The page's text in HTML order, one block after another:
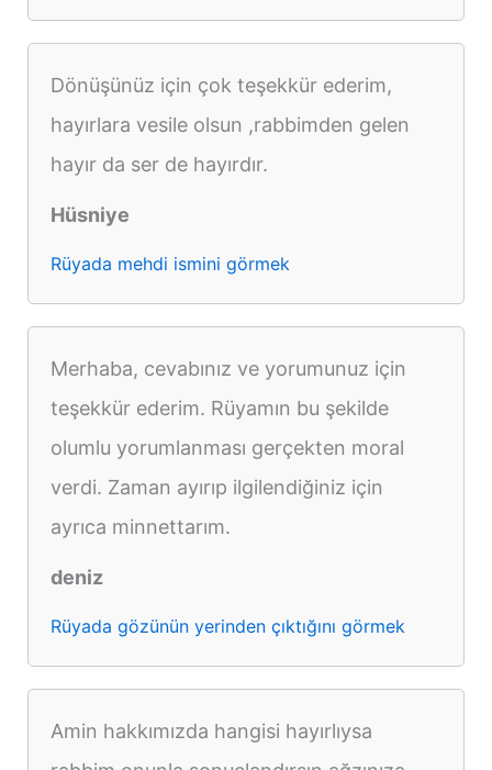
Dönüşünüz için çok teşekkür ederim,
hayırlara vesile olsun ,rabbimden gelen
hayır da ser de hayırdır.
Hüsniye
Rüyada mehdi ismini görmek
Merhaba, cevabınız ve yorumunuz için
teşekkür ederim. Rüyamın bu şekilde
olumlu yorumlanması gerçekten moral
verdi. Zaman ayırıp ilgilendiğiniz için
ayrıca minnettarım.
deniz
Rüyada gözünün yerinden çıktığını görmek
Amin hakkımızda hangisi hayırlıysa